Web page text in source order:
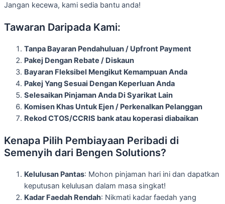
Jangan kecewa, kami sedia bantu anda!
Tawaran Daripada Kami:
Tanpa Bayaran Pendahuluan / Upfront Payment
Pakej Dengan Rebate / Diskaun
Bayaran Fleksibel Mengikut Kemampuan Anda
Pakej Yang Sesuai Dengan Keperluan Anda
Selesaikan Pinjaman Anda Di Syarikat Lain
Komisen Khas Untuk Ejen / Perkenalkan Pelanggan
Rekod CTOS/CCRIS bank atau koperasi diabaikan
Kenapa Pilih Pembiayaan Peribadi di
Semenyih dari Bengen Solutions?
Kelulusan Pantas: Mohon pinjaman hari ini dan dapatkan
keputusan kelulusan dalam masa singkat!
Kadar Faedah Rendah: Nikmati kadar faedah yang